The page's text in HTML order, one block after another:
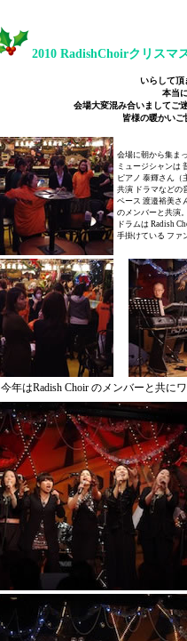
2010 RadishChoirクリスマ
いらして頂
本当
会場大変混み合いましてご
皆様の暖かい
会場に朝から集ま
ミュージシャンは
ピアノ 泰輝さん（
共演 ドラマなどの
ベース 渡邉裕美さ
のメンバーと共演
ドラムは Radish
手掛けている ファ
今年はRadish Choir のメンバーと共に